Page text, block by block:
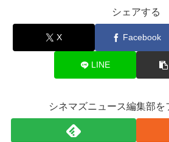
シェアする
X Facebook
LINE
シネマズニュース編集部を